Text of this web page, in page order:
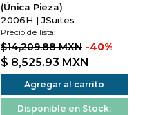
(Única Pieza)
2006H | JSuites
Precio de lista:
$14,209.88 MXN -40%
$ 8,525.93 MXN
Agregar al carrito
Disponible en Stock: